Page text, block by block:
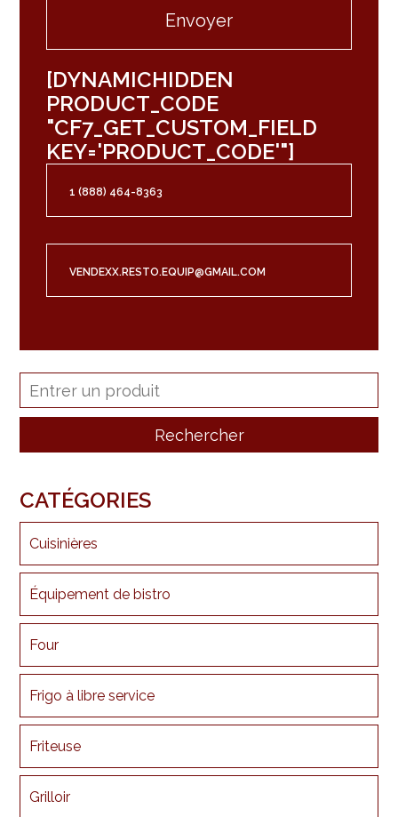
[DYNAMICHIDDEN
PRODUCT_CODE
"CF7_GET_CUSTOM_FIELD
KEY='PRODUCT_CODE'"]
1 (888) 464-8363
VENDEXX.RESTO.EQUIP@GMAIL.COM
CATÉGORIES
Cuisinières
Équipement de bistro
Four
Frigo à libre service
Friteuse
Grilloir